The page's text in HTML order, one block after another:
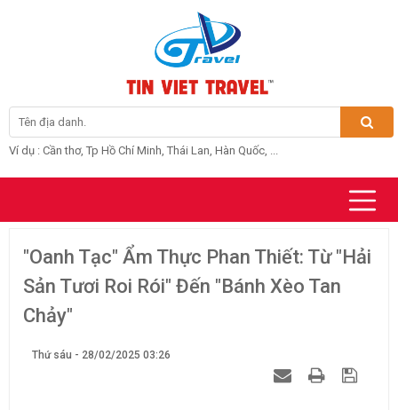
Ví dụ : Cần thơ, Tp Hồ Chí Minh, Thái Lan, Hàn Quốc, ...
"Oanh Tạc" Ẩm Thực Phan Thiết: Từ "Hải
Sản Tươi Roi Rói" Đến "Bánh Xèo Tan
Chảy"
Thứ sáu - 28/02/2025 03:26